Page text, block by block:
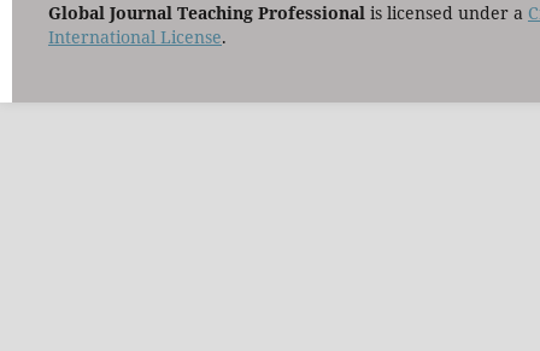
Global Journal Teaching Professionalis licensed under a
International License.